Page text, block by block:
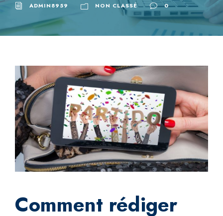
ADMIN8959 NON CLASSÉ 0
Comment rédiger